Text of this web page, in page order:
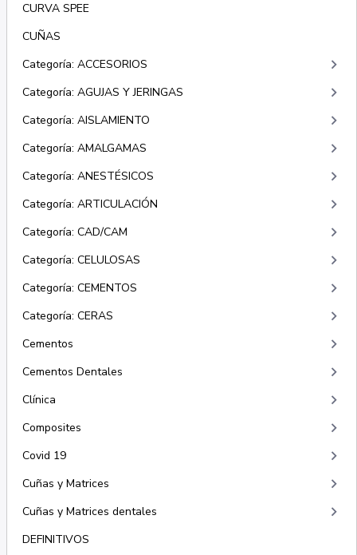
CURVA SPEE
CUÑAS
Categoría: ACCESORIOS
keyboard_arrow_right
Categoría: AGUJAS Y JERINGAS keyboard_arrow_right
Categoría: AISLAMIENTO keyboard_arrow_right
Categoría: AMALGAMAS keyboard_arrow_right
Categoría: ANESTÉSICOS keyboard_arrow_right
Categoría: ARTICULACIÓN keyboard_arrow_right
Categoría: CAD/CAM keyboard_arrow_right
Categoría: CELULOSAS keyboard_arrow_right
Categoría: CEMENTOS keyboard_arrow_right
Categoría: CERAS keyboard_arrow_right
Cementos keyboard_arrow_right
Cementos Dentales keyboard_arrow_right
Clínica keyboard_arrow_right
Composites keyboard_arrow_right
Covid 19 keyboard_arrow_right
Cuñas y Matrices keyboard_arrow_right
Cuñas y Matrices dentales keyboard_arrow_right
DEFINITIVOS